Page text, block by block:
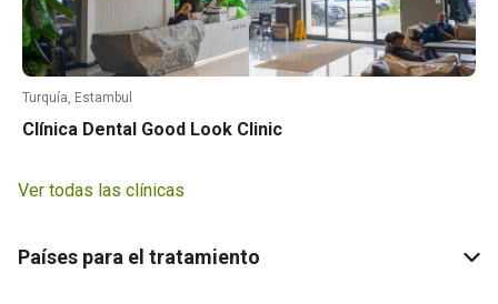
Turquía, Estambul
Clínica Dental Good Look Clinic
Ver todas las clínicas
Países para el tratamiento